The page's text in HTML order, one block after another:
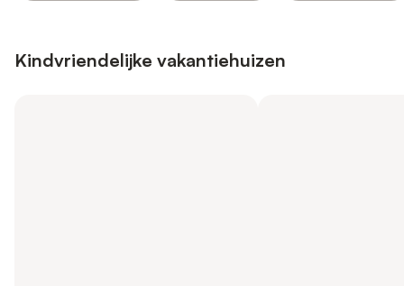
Kindvriendelijke vakantiehuizen